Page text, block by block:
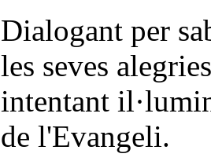
Dialogant per
les seves
intentant
de l'Evangeli.